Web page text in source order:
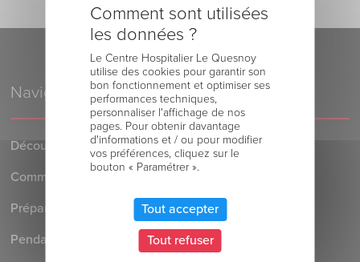
Navigation
Découvrez le Centre Hospitalier
Comment venir au Centre Hospitalier
Préparer votre séjour à l’Hôpital
Pendant votre séjour à l’Hôpital
Comment sont utilisées
les données ?
Le Centre Hospitalier Le Quesnoy
utilise des cookies pour garantir son
bon fonctionnement et optimiser ses
performances techniques,
personnaliser l'affichage de nos
pages. Pour obtenir davantage
d'informations et / ou pour modifier
vos préférences, cliquez sur le
bouton « Paramétrer ».
Tout accepter
Tout refuser